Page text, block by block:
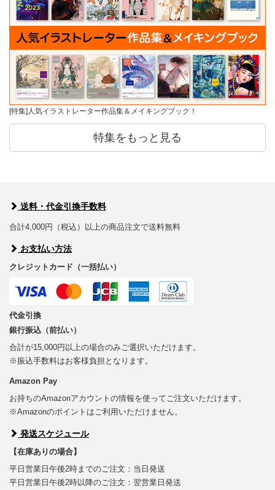
[特集]人気イラストレーター作品集＆メイキングブック！
特集をもっと見る
送料・代金引換手数料
合計4,000円（税込）以上の商品注文で送料無料
お支払い方法
クレジットカード（一括払い）
代金引換
銀行振込（前払い）
合計が15,000円以上の場合のみご選択いただけます。
※振込手数料はお客様負担となります。
Amazon Pay
お持ちのAmazonアカウントの情報を使ってご注文いただけます。
※Amazonのポイントはご利用いただけません。
発送スケジュール
【在庫ありの場合】
平日営業日午後2時までのご注文：当日発送
平日営業日午後2時以降のご注文：翌営業日発送